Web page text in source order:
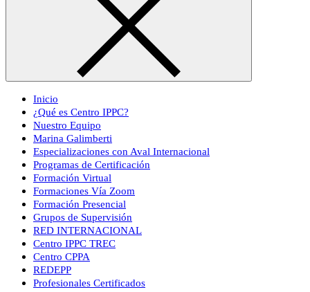
Inicio
¿Qué es Centro IPPC?
Nuestro Equipo
Marina Galimberti
Especializaciones con Aval Internacional
Programas de Certificación
Formación Virtual
Formaciones Vía Zoom
Formación Presencial
Grupos de Supervisión
RED INTERNACIONAL
Centro IPPC TREC
Centro CPPA
REDEPP
Profesionales Certificados